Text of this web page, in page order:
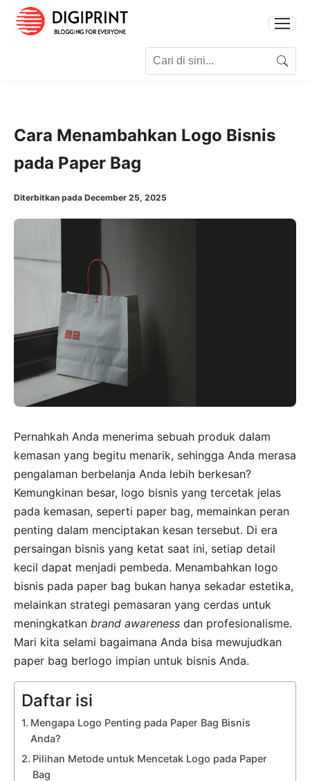
Search
Cara Menambahkan Logo Bisnis
pada Paper Bag
Diterbitkan pada December 25, 2025
Pernahkah Anda menerima sebuah produk dalam
kemasan yang begitu menarik, sehingga Anda merasa
pengalaman berbelanja Anda lebih berkesan?
Kemungkinan besar, logo bisnis yang tercetak jelas
pada kemasan, seperti paper bag, memainkan peran
penting dalam menciptakan kesan tersebut. Di era
persaingan bisnis yang ketat saat ini, setiap detail
kecil dapat menjadi pembeda. Menambahkan logo
bisnis pada paper bag bukan hanya sekadar estetika,
melainkan strategi pemasaran yang cerdas untuk
meningkatkan brand awareness dan profesionalisme.
Mari kita selami bagaimana Anda bisa mewujudkan
paper bag berlogo impian untuk bisnis Anda.
Daftar isi
Mengapa Logo Penting pada Paper Bag Bisnis
Anda?
Pilihan Metode untuk Mencetak Logo pada Paper
Bag